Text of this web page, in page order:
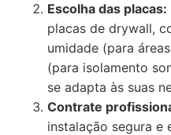
Escolha das placas:
placas de drywall,
umidade (para
(para isolamento
se adapta às suas
Contrate
instalação segura e